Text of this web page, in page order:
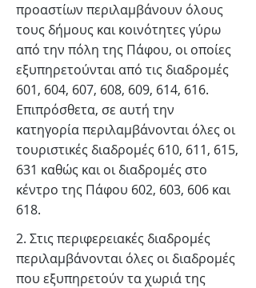
προαστίων περιλαμβάνουν όλους
τους δήμους και κοινότητες γύρω
από την πόλη της Πάφου, οι οποίες
εξυπηρετούνται από τις διαδρομές
601, 604, 607, 608, 609, 614, 616.
Επιπρόσθετα, σε αυτή την
κατηγορία περιλαμβάνονται όλες οι
τουριστικές διαδρομές 610, 611, 615,
631 καθώς και οι διαδρομές στο
κέντρο της Πάφου 602, 603, 606 και
618.
2. Στις περιφερειακές διαδρομές
περιλαμβάνονται όλες οι διαδρομές
που εξυπηρετούν τα χωριά της